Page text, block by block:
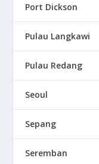
Port Dickson
Pulau Langkawi
Pulau Redang
Seoul
Sepang
Seremban